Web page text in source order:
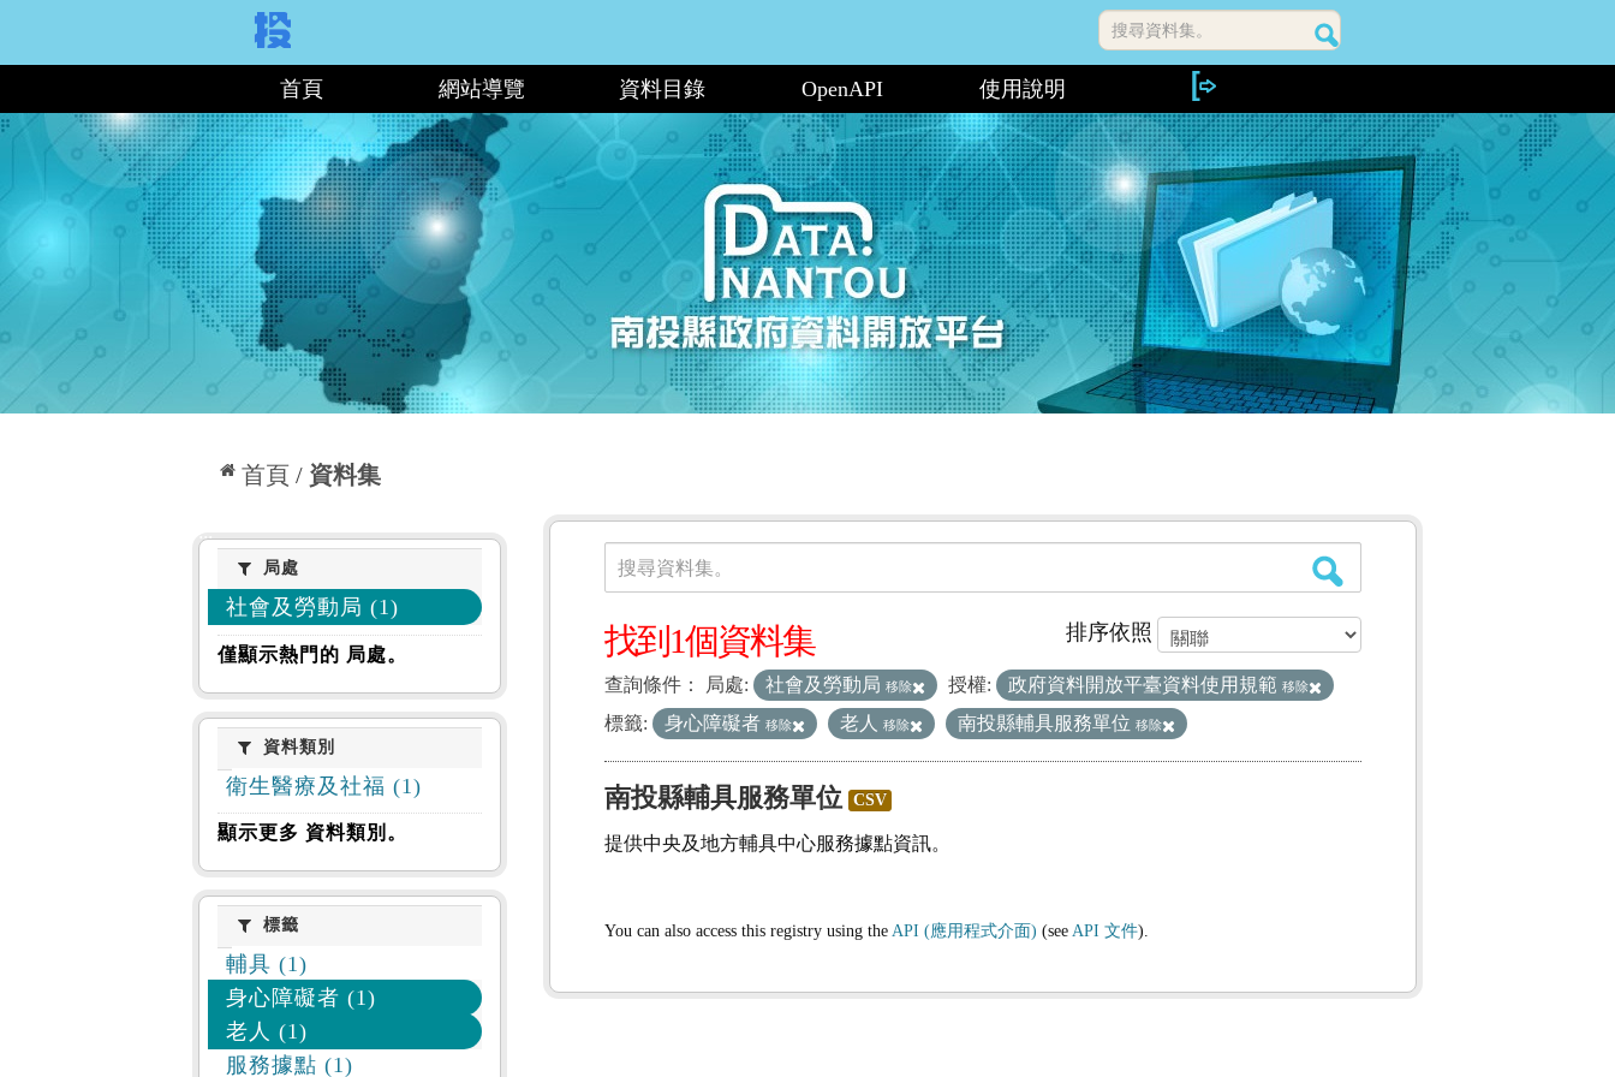
搜尋資料集。
首頁 網站導覽 資料目錄 OpenAPI 使用說明
首頁 資料集
局處局處
社會及勞動局 (1)
僅顯示熱門的 局處。
資料類別
資料類別
衛生醫療及社福 (1)
顯示更多 資料類別。
標籤標籤
輔具 (1)
身心障礙者 (1)
老人 (1)
服務據點 (1)
資料集
搜尋資料集。
排序依照
找到1個資料集
查詢條件： 局處: 社會及勞動局 移除 授權: 政府資料開放平臺資料使用規範 移除
標籤: 身心障礙者 移除 老人 移除 南投縣輔具服務單位 移除
南投縣輔具服務單位 CSV
提供中央及地方輔具中心服務據點資訊。
You can also access this registry using the API (應用程式介面) (see API 文件).